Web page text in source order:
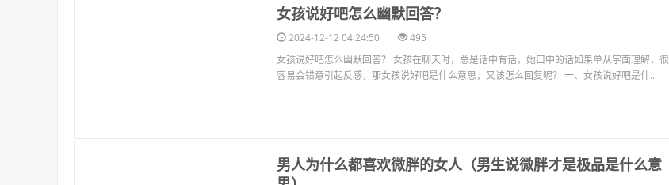
​女孩说好吧怎么幽默回答？
2024-12-12 04:24:50
495
女孩说好吧怎么幽默回答？ 女孩在聊天时，总是话中有话，她口中的话如果单从字面理解，很
容易会错意引起反感，那女孩说好吧是什么意思，又该怎么回复呢？ 一、女孩说好吧是什...
​男人为什么都喜欢微胖的女人（男生说微胖才是极品是什么意